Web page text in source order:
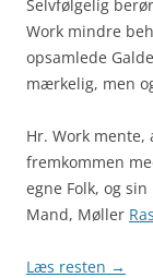
Selvfølgelig
Work mindre
opsamlede
mærkelig, men
Hr. Work mente,
fremkommen
egne Folk, og
Mand, Møller
Læs resten →